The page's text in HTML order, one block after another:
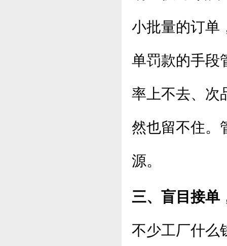
小批量的订单
单罚款的手段
率上不去、次
然也留不住。
源。
三、盲目接单
不少工厂什么